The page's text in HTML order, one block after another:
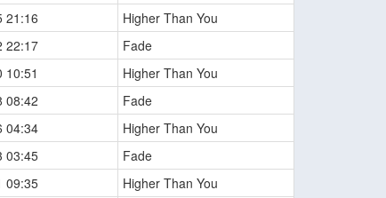
21:16
Higher Than You
22:17
Fade
10:51
Higher Than You
08:42
Fade
04:34
Higher Than You
03:45
Fade
09:35
Higher Than You